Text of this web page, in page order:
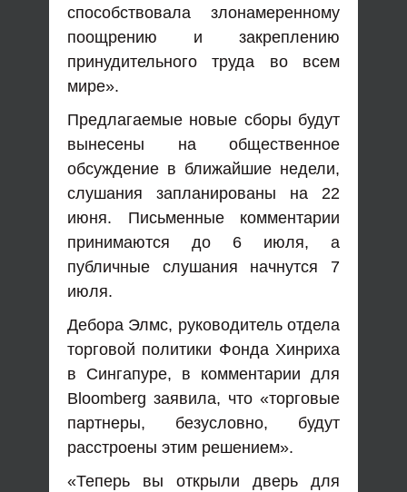
способствовала злонамеренному
поощрению и закреплению
принудительного труда во всем
мире».
Предлагаемые новые сборы будут
вынесены на общественное
обсуждение в ближайшие недели,
слушания запланированы на 22
июня. Письменные комментарии
принимаются до 6 июля, а
публичные слушания начнутся 7
июля.
Дебора Элмс, руководитель отдела
торговой политики Фонда Хинриха
в Сингапуре, в комментарии для
Bloomberg заявила, что «торговые
партнеры, безусловно, будут
расстроены этим решением».
«Теперь вы открыли дверь для